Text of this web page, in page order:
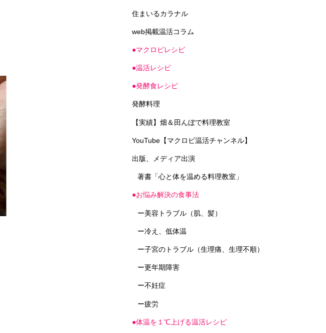
住まいるカラナル
web掲載温活コラム
●マクロビレシピ
●温活レシピ
●発酵食レシピ
発酵料理
【実績】畑＆田んぼで料理教室
YouTube【マクロビ温活チャンネル】
出版、メディア出演
著書「心と体を温める料理教室」
●お悩み解決の食事法
ー美容トラブル（肌、髪）
ー冷え、低体温
ー子宮のトラブル（生理痛、生理不順）
ー更年期障害
ー不妊症
ー疲労
●体温を１℃上げる温活レシピ